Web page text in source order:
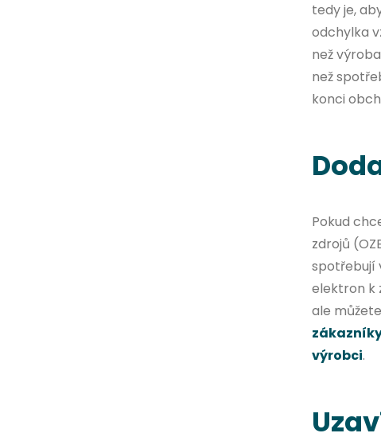
tedy je,
odchylka
než
než
konci
Pokud
zdrojů
spotřebují
elektron k
ale
výrobci.